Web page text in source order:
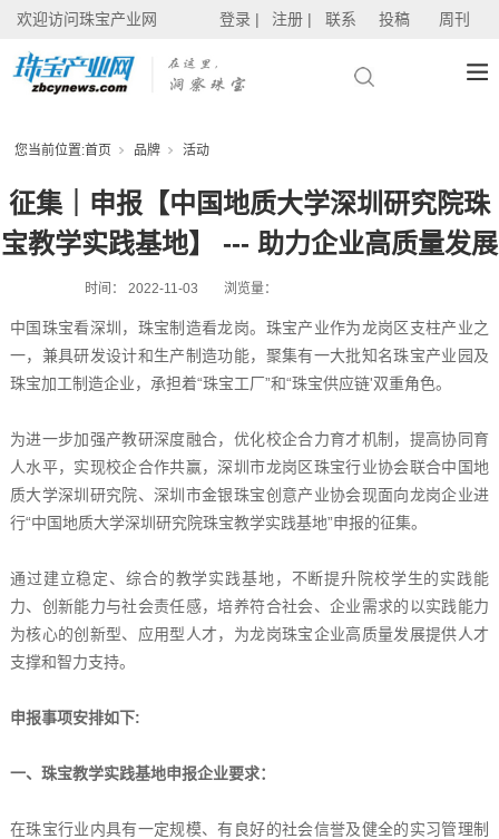
欢迎访问珠宝产业网 登录 | 注册 | 联系 投稿 周刊
您当前位置:首页 品牌 活动
征集｜申报【中国地质大学深圳研究院珠
宝教学实践基地】 --- 助力企业高质量发展
时间： 2022-11-03 浏览量：
中国珠宝看深圳，珠宝制造看龙岗。珠宝产业作为龙岗区支柱产业之
一，兼具研发设计和生产制造功能，聚集有一大批知名珠宝产业园及
珠宝加工制造企业，承担着“珠宝工厂”和“珠宝供应链'双重角色。
为进一步加强产教研深度融合，优化校企合力育才机制，提高协同育
人水平，实现校企合作共赢，深圳市龙岗区珠宝行业协会联合中国地
质大学深圳研究院、深圳市金银珠宝创意产业协会现面向龙岗企业进
行“中国地质大学深圳研究院珠宝教学实践基地”申报的征集。
通过建立稳定、综合的教学实践基地，不断提升院校学生的实践能
力、创新能力与社会责任感，培养符合社会、企业需求的以实践能力
为核心的创新型、应用型人才，为龙岗珠宝企业高质量发展提供人才
支撑和智力支持。
申报事项安排如下:
一、珠宝教学实践基地申报企业要求：
在珠宝行业内具有一定规模、有良好的社会信誉及健全的实习管理制